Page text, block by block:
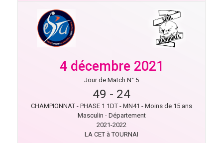
4 décembre 2021
Jour de Match N° 5
49 - 24
CHAMPIONNAT - PHASE 1 1DT - MN41 - Moins de 15 ans
Masculin - Département
2021-2022
LA CET à TOURNAI